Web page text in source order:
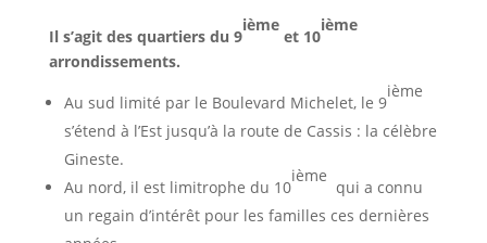
Il s’agit des quartiers du 9
ième
et 10
ième
arrondissements.
Au sud limité par le Boulevard Michelet, le 9
ième
s’étend à l’Est jusqu’à la route de Cassis : la célèbre
Gineste.
Au nord, il est limitrophe du 10
ième
qui a connu
un regain d’intérêt pour les familles ces dernières